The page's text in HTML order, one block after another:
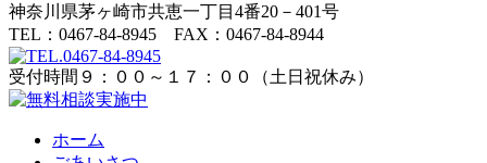
神奈川県茅ヶ崎市共恵一丁目4番20－401号
TEL：0467-84-8945 FAX：0467-84-8944
受付時間９：００～１７：００（土日祝休み）
ホーム